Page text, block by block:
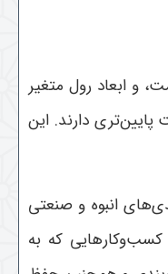
و ابعاد رول متغیر
دارند. این
انبوه و صنعتی
کسب‌وکارهایی که به